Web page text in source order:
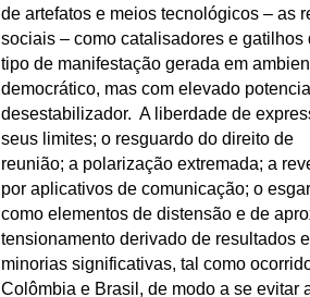
de artefatos e meios tecnológicos – as
sociais – como catalisadores e gatilhos
tipo de manifestação gerada em
democrático, mas com elevado potencial
desestabilizador. A liberdade de
seus limites; o resguardo do direito de
reunião; a polarização extremada; a
por aplicativos de comunicação; o
como elementos de distensão e de
tensionamento derivado de resultados
minorias significativas, tal como
Colômbia e Brasil, de modo a se evitar